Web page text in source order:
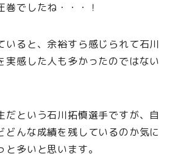
でしたね・・・！
いると、余裕すら感じられて石川
実感した人も多かったのではない
だという石川拓慎選手ですが、自
どんな成績を残しているのか気に
多いと思います。